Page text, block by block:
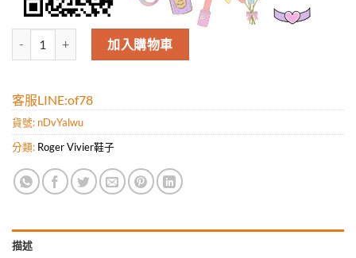
維維亞Roger Vivier新款方扣經典平底單鞋系列，鞋櫃裡絕不能少的
加入購物車
客服LINE:of78
貨號: nDvYalwu
分類: Roger Vivier鞋子
描述